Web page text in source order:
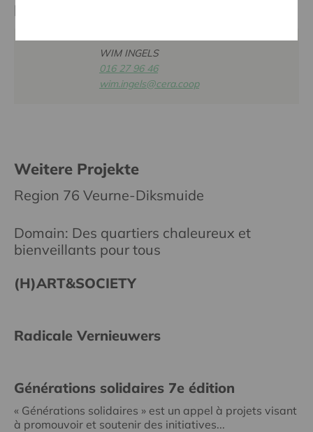
Kontaktperson
WIM INGELS
016 27 96 46
wim.ingels@cera.coop
Weitere Projekte
Region 76 Veurne-Diksmuide
Domain: Des quartiers chaleureux et
bienveillants pour tous
(H)ART&SOCIETY
Radicale Vernieuwers
Générations solidaires 7e édition
« Générations solidaires » est un appel à projets visant
à promouvoir et soutenir des initiatives...